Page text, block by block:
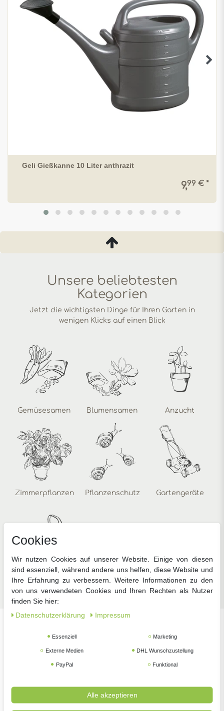
Geli Gießkanne 10 Liter anthrazit
9,99 € *
Unsere beliebtesten
Kategorien
Jetzt die wichtigsten Dinge für Ihren Garten in
wenigen Klicks auf einen Blick
Gemüsesamen Blumensamen Anzucht
Zimmerpflanzen Pflanzenschutz Gartengeräte
Zubehör
Unsere beliebtesten Marken
Cookies
Wir nutzen Cookies auf unserer Website. Einige von diesen
sind essenziell, während andere uns helfen, diese Website und
Ihre Erfahrung zu verbessern. Weitere Informationen zu den
von uns verwendeten Cookies und Ihren Rechten als Nutzer
finden Sie hier:
Daten­schutz­erklärung
Impressum
Essenziell Marketing
Externe Medien DHL Wunschzustellung
PayPal Funktional
Alle akzeptieren